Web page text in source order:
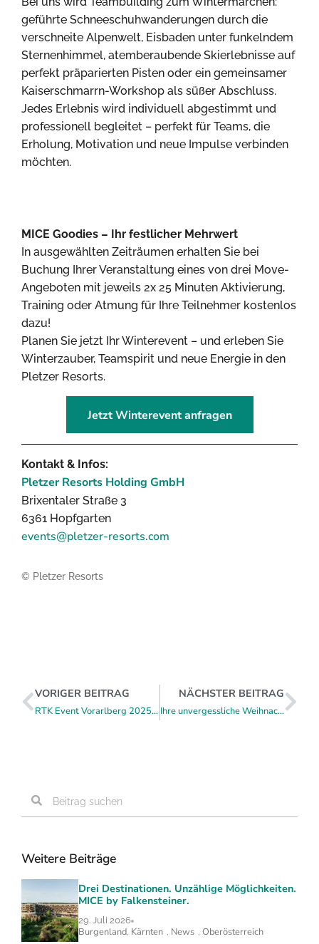
geführte Schneeschuhwanderungen durch die
verschneite Alpenwelt, Eisbaden unter funkelndem
Sternenhimmel, atemberaubende Skierlebnisse auf
perfekt präparierten Pisten oder ein gemeinsamer
Kaiserschmarrn-Workshop als süßer Abschluss.
Jedes Erlebnis wird individuell abgestimmt und
professionell begleitet – perfekt für Teams, die
Erholung, Motivation und neue Impulse verbinden
möchten.
MICE Goodies – Ihr festlicher Mehrwert
In ausgewählten Zeiträumen erhalten Sie bei
Buchung Ihrer Veranstaltung eines von drei Move-
Angeboten mit jeweils 2x 25 Minuten Aktivierung,
Training oder Atmung für Ihre Teilnehmer kostenlos
dazu!
Planen Sie jetzt Ihr Winterevent – und erleben Sie
Winterzauber, Teamspirit und neue Energie in den
Pletzer Resorts.
Jetzt Winterevent anfragen
Kontakt & Infos:
Pletzer Resorts Holding GmbH
Brixentaler Straße 3
6361 Hopfgarten
events@pletzer-resorts.com
© Pletzer Resorts
VORIGER BEITRAG
RTK Event Vorarlberg 2025 im Montforthaus Feldkirch
NÄCHSTER BEITRAG
Ihre unvergessliche Weihnachtsfeier im ältesten Familienbetrieb Österreichs
Weitere Beiträge
Drei Destinationen. Unzählige Möglichkeiten.
MICE by Falkensteiner.
29. Juli 2026
Burgenland, Kärnten , News , Oberösterreich